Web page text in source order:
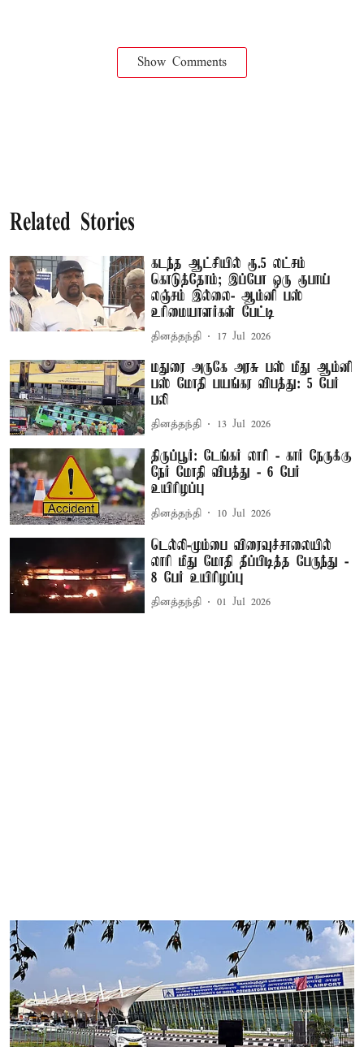
Show Comments
Related Stories
கடந்த ஆட்சியில் ரூ.5 லட்சம்
கொடுத்தோம்; இப்போ ஒரு ரூபாய்
லஞ்சம் இல்லை- ஆம்னி பஸ்
உரிமையாளர்கள் பேட்டி
தினத்தந்தி 17 Jul 2026
மதுரை அருகே அரசு பஸ் மீது ஆம்னி
பஸ் மோதி பயங்கர விபத்து: 5 பேர்
பலி
தினத்தந்தி 13 Jul 2026
திருப்பூர்: டேங்கர் லாரி - கார் நேருக்கு
நேர் மோதி விபத்து - 6 பேர்
உயிரிழப்பு
தினத்தந்தி 10 Jul 2026
டெல்லி-மும்பை விரைவுச்சாலையில்
லாரி மீது மோதி தீப்பிடித்த பேருந்து -
8 பேர் உயிரிழப்பு
தினத்தந்தி 01 Jul 2026